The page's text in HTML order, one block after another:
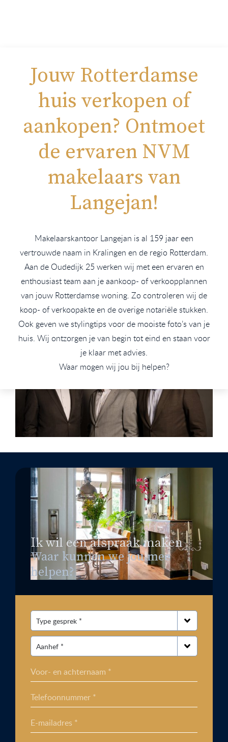
Jouw Rotterdamse
huis verkopen of
aankopen? Ontmoet
de ervaren NVM
makelaars van
Langejan!
Makelaarskantoor Langejan is al 159 jaar een
vertrouwde naam in Kralingen en de regio Rotterdam.
Aan de Oudedijk 25 werken wij met een ervaren en
enthousiast team aan je aankoop- of verkoopplannen
van jouw Rotterdamse woning. Zo controleren wij de
koop- of verkoopakte en de overige notariële stukken.
Ook geven we stylingtips voor de mooiste foto’s van je
huis. Wij ontzorgen je van begin tot eind en staan voor
je klaar met advies.
Waar mogen wij jou bij helpen?
Ik wil een afspraak maken
Waar kunnen we jou mee
helpen?
Voor- en achternaam *
Telefoonnummer *
E-mailadres *